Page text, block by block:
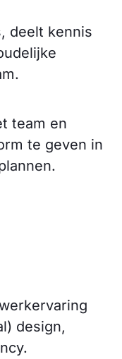
deelt kennis
team en
te geven in
design,